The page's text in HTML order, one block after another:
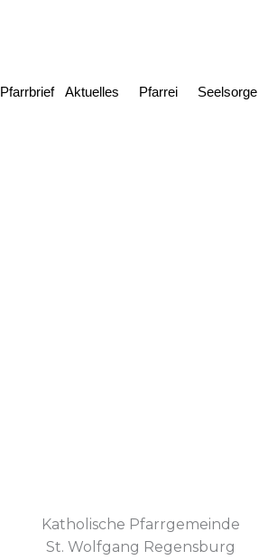
Pfarrbrief Aktuelles Pfarrei Seelsorge
Katholische Pfarrgemeinde
St. Wolfgang Regensburg